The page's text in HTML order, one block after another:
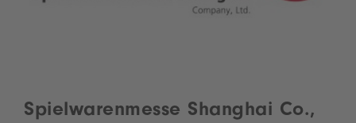
Spielwarenmesse Shanghai Co.,